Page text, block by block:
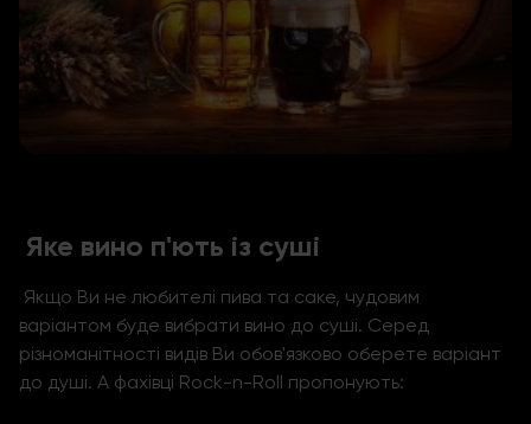
Яке вино п'ють із суші
Якщо Ви не любителі пива та саке, чудовим
варіантом буде вибрати вино до суші. Серед
різноманітності видів Ви обов'язково оберете варіант
до душі. А фахівці Rock-n-Roll пропонують: